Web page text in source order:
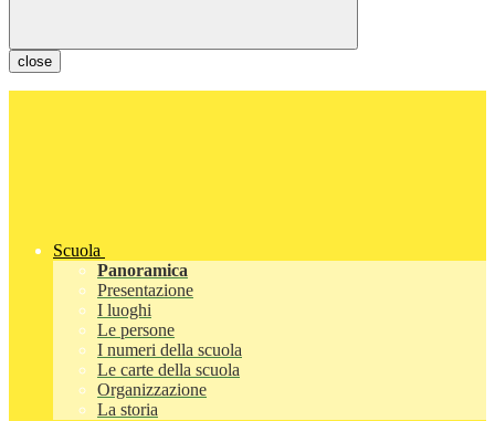
close
Scuola
Panoramica
Presentazione
I luoghi
Le persone
I numeri della scuola
Le carte della scuola
Organizzazione
La storia